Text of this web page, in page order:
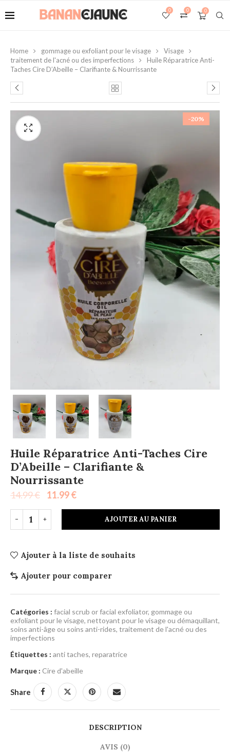
0
0
0
Home gommage ou exfoliant pour le visage
Visage
traitement de l'acné ou des imperfections
Huile Réparatrice Anti-
Taches Cire D’Abeille – Clarifiante & Nourrissante
-20%
Huile Réparatrice Anti-Taches Cire
D’Abeille – Clarifiante &
Nourrissante
14.99€ 11.99€
AJOUTER AU PANIER
Ajouter à la liste de souhaits
Ajouter pour comparer
Catégories : facial scrub or facial exfoliator, gommage ou
exfoliant pour le visage, nettoyant pour le visage ou démaquillant,
soins anti-âge ou soins anti-rides, traitement de l'acné ou des
imperfections
Étiquettes : anti taches, reparatrice
Marque : Cire d'abeille
Share
DESCRIPTION
AVIS (0)